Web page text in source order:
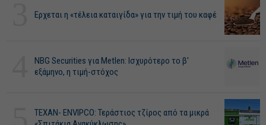
Ερχεται η «τέλεια καταιγίδα» για την τιμή του καφέ
NBG Securities για Metlen: Ισχυρότερο το β'
εξάμηνο, η τιμή-στόχος
ΤΕΧΑΝ- ENVIPCO: Τεράστιος τζίρος από τα μικρά